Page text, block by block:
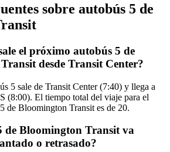
sobre autobús 5 de
el próximo autobús 5 de
desde Transit Center?
5 sale de Transit Center (7:40) y llega a
(8:00). El tiempo total del viaje para el
de Bloomington Transit es de 20.
de Bloomington Transit va
o retrasado?